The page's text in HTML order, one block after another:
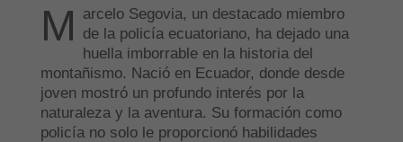
M
arcelo Segovia, un destacado miembro
de la policía ecuatoriano, ha dejado una
huella imborrable en la historia del
montañismo. Nació en Ecuador, donde desde
joven mostró un profundo interés por la
naturaleza y la aventura. Su formación como
policía no solo le proporcionó habilidades